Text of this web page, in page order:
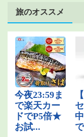
旅のオススメ